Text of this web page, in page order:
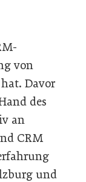
von
Davor
des
an
CRM
und